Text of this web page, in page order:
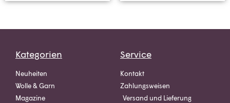
Kategorien
Neuheiten
Wolle & Garn
Magazine
Service
Kontakt
Zahlungsweisen
Versand und Lieferung